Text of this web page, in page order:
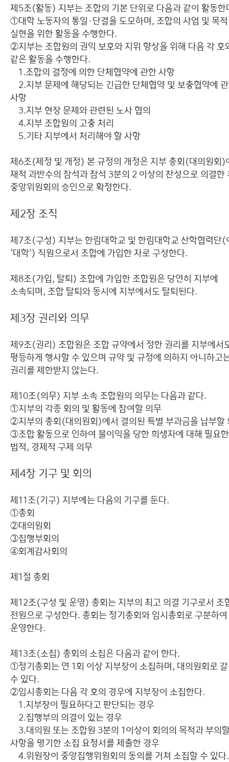
제5조(활동) 지부는 조합의 기본 단위로 다음과 같이 활동한
①대학 노동자의 통일·단결을 도모하며, 조합의 사업 및 목적
실현을 위한 활동을 수행한다.
②지부는 조합원의 권익 보호와 지위 향상을 위해 다음 각 호
같은 활동을 수행한다.
1.조합의 결정에 의한 단체협약에 관한 사항
2.지부 문제에 해당되는 긴급한 단체협약 및 보충협약에
사항
3.지부 현장 문제와 관련된 노사 협의
4.지부 조합원의 고충 처리
5.기타 지부에서 처리해야 할 사항
제6조(제정 및 개정) 본 규정의 개정은 지부 총회(대의원회)
재적 과반수의 참석과 참석 3분의 2 이상의 찬성으로 의결한
중앙위원회의 승인으로 확정한다.
제2장 조직
제7조(구성) 지부는 한림대학교 및 한림대학교 산학협력단(
‘대학’) 직원으로서 조합에 가입한 자로 구성한다.
제8조(가입, 탈퇴) 조합에 가입한 조합원은 당연히 지부에
소속되며, 조합 탈퇴와 동시에 지부에서도 탈퇴된다.
제3장 권리와 의무
제9조(권리) 조합원은 조합 규약에서 정한 권리를 지부에서
평등하게 행사할 수 있으며 규약 및 규정에 의하지 아니하고
권리를 제한받지 않는다.
제10조(의무) 지부 소속 조합원의 의무는 다음과 같다.
①지부의 각종 회의 및 활동에 참여할 의무
②지부의 총회(대의원회)에서 결의된 특별 부과금을 납부할
③조합 활동으로 인하여 불이익을 당한 희생자에 대해 필요한
법적, 경제적 구제 의무
제4장 기구 및 회의
제11조(기구) 지부에는 다음의 기구를 둔다.
①총회
②대의원회
③집행부회의
④회계감사회의
제1절 총회
제12조(구성 및 운영) 총회는 지부의 최고 의결 기구로서 조
전원으로 구성한다. 총회는 정기총회와 임시총회로 구분하여
운영한다.
제13조(소집) 총회의 소집은 다음과 같이 한다.
①정기총회는 연 1회 이상 지부장이 소집하며, 대의원회로
수 있다.
②임시총회는 다음 각 호의 경우에 지부장이 소집한다.
1.지부장이 필요하다고 판단되는 경우
2.집행부의 의결이 있는 경우
3.대의원 또는 조합원 3분의 1이상이 회의의 목적과 부의
사항을 명기한 소집 요청서를 제출한 경우
4.위원장이 중앙집행위원회의 동의를 거쳐 소집할 수 있다